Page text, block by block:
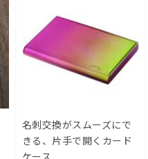
名刺交換がスムーズにで
きる、片手で開くカード